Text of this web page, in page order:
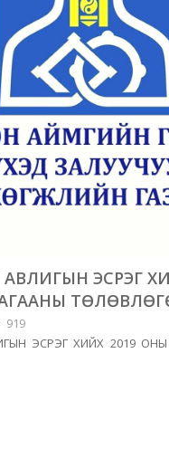
АВЛИГЫН ЭСРЭГ
919
ЭСРЭГ ХИЙХ 2019